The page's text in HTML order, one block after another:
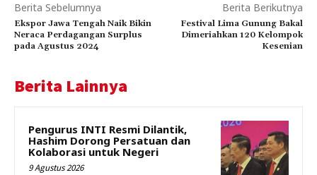
Berita Sebelumnya
Ekspor Jawa Tengah Naik Bikin
Neraca Perdagangan Surplus
pada Agustus 2024
Berita Berikutnya
Festival Lima Gunung Bakal
Dimeriahkan 120 Kelompok
Kesenian
Berita Lainnya
Pengurus INTI Resmi Dilantik,
Hashim Dorong Persatuan dan
Kolaborasi untuk Negeri
9 Agustus 2026